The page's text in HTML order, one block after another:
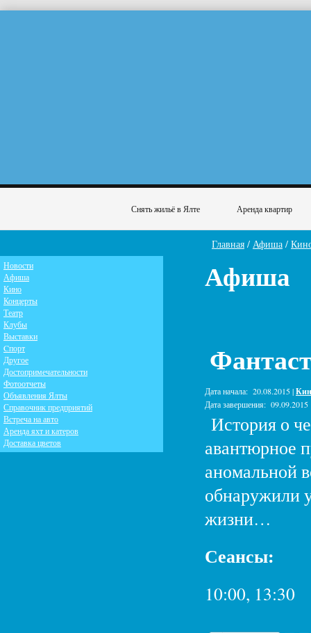
Снять жильё в Ялте Аренда квартир
Главная / Афиша /
Афиша
Дата начала: 20.08.2015 |
Дата завершения: 09.09.2015
История о
авантюрное
аномальной
обнаружили
жизни…
Сеансы:
10:00, 13:30
Новости
Афиша
Кино
Концерты
Театр
Клубы
Выставки
Cпорт
Другое
Достопримечательности
Фотоотчеты
Объявления Ялты
Справочник предприятий
Встреча на авто
Аренда яхт и катеров
Доставка цветов